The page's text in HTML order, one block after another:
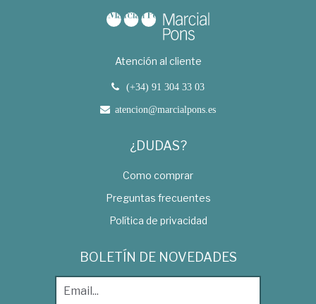
Atención al cliente
(+34) 91 304 33 03
atencion@marcialpons.es
¿DUDAS?
Como comprar
Preguntas frecuentes
Política de privacidad
BOLETÍN DE NOVEDADES